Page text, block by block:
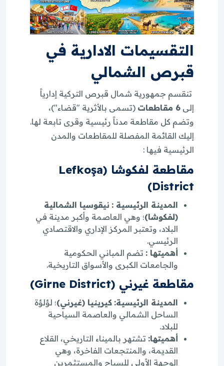
التقسيمات الادارية في
قبرص الشمالي
تنقسم جمهورية شمال قبرص التركية إدارياً
إلى 6 مقاطعات
(تسمى بالأثرية "قضاء")،
وتضم كل مقاطعة مدناً رئيسية وقرى تابعة لها.
إليك القائمة المفصلة للمقاطعات والمدن
الرئيسية فيها :
مقاطعة لفكوشا (Lefkoşa
District)
المدينة الرئيسية : نيقوسيا الشمالية
(لفكوشا)؛ وهي العاصمة وأكبر مدينة في
البلاد، وتعتبر المركز الإداري والاقتصادي
الرئيسي.
أهميتها : تضم المباني الحكومية
والجامعات الكبرى والأسواق التاريخية.
مقاطعة غيرني (Girne District)
المدينة الرئيسية: كيرينيا (غيرني)؛ لؤلؤة
الساحل الشمالي والعاصمة السياحية
للبلاد.
أهميتها: تشتهر بالميناء التاريخي، القلاع
القديمة، والمنتجعات الفاخرة، وهي
الوجهة الأولى للسياح والمستثمرين